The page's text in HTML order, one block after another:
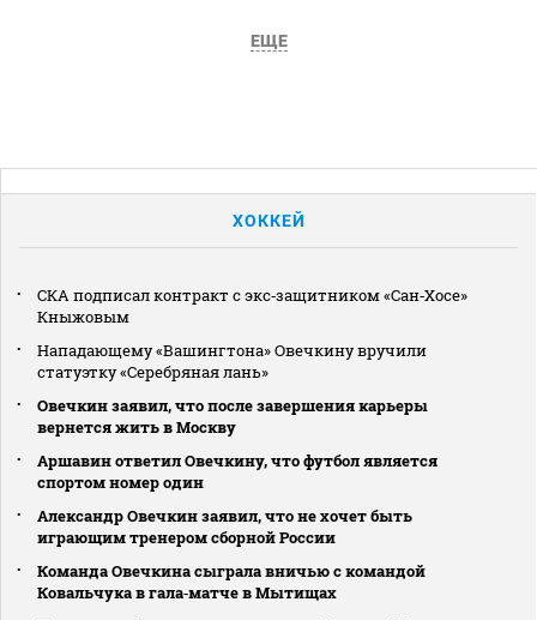
ЕЩЕ
ХОККЕЙ
СКА подписал контракт с экс‑защитником «Сан‑Хосе»
Кныжовым
Нападающему «Вашингтона» Овечкину вручили
статуэтку «Серебряная лань»
Овечкин заявил, что после завершения карьеры
вернется жить в Москву
Аршавин ответил Овечкину, что футбол является
спортом номер один
Александр Овечкин заявил, что не хочет быть
играющим тренером сборной России
Команда Овечкина сыграла вничью с командой
Ковальчука в гала‑матче в Мытищах